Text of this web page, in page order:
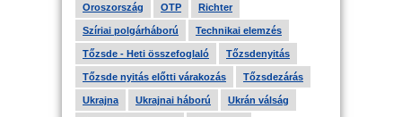
Oroszország OTP Richter
Szíriai polgárháború Technikai elemzés
Tőzsde - Heti összefoglaló Tőzsdenyitás
Tőzsde nyitás előtti várakozás Tőzsdezárás
Ukrajna Ukrajnai háború Ukrán válság